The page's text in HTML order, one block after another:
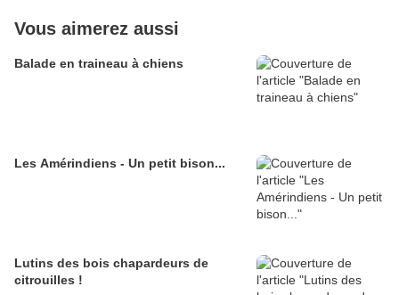
Vous aimerez aussi
Balade en traineau à chiens
Les Amérindiens - Un petit bison...
Lutins des bois chapardeurs de
citrouilles !